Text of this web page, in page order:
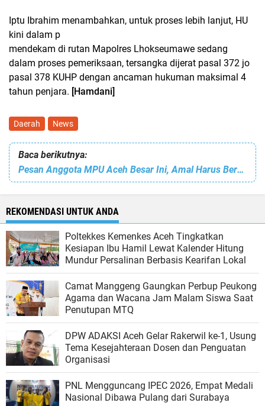
Iptu Ibrahim menambahkan, untuk proses lebih lanjut, HU
kini dalam p
mendekam di rutan Mapolres Lhokseumawe sedang
dalam proses pemeriksaan, tersangka dijerat pasal 372 jo
pasal 378 KUHP dengan ancaman hukuman maksimal 4
tahun penjara. [Hamdani]
Daerah News
Baca berikutnya:
Pesan Anggota MPU Aceh Besar Ini, Amal Harus Bersih dari Riya dan Sum’ah
REKOMENDASI UNTUK ANDA
Poltekkes Kemenkes Aceh Tingkatkan
Kesiapan Ibu Hamil Lewat Kalender Hitung
Mundur Persalinan Berbasis Kearifan Lokal
Camat Manggeng Gaungkan Perbup Peukong
Agama dan Wacana Jam Malam Siswa Saat
Penutupan MTQ
DPW ADAKSI Aceh Gelar Rakerwil ke-1, Usung
Tema Kesejahteraan Dosen dan Penguatan
Organisasi
PNL Mengguncang IPEC 2026, Empat Medali
Nasional Dibawa Pulang dari Surabaya